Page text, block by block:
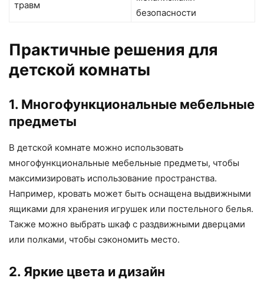
травм
безопасности
Практичные решения для
детской комнаты
1. Многофункциональные мебельные
предметы
В детской комнате можно использовать
многофункциональные мебельные предметы, чтобы
максимизировать использование пространства.
Например, кровать может быть оснащена выдвижными
ящиками для хранения игрушек или постельного белья.
Также можно выбрать шкаф с раздвижными дверцами
или полками, чтобы сэкономить место.
2. Яркие цвета и дизайн